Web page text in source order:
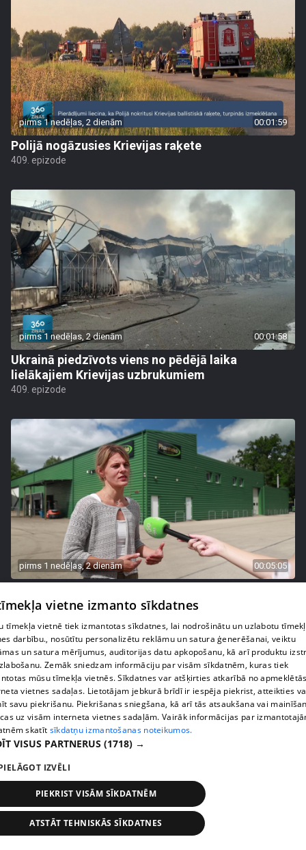
pirms 1 nedēļas, 2 dienām 00:01:59
Polijā nogāzusies Krievijas raķete
409. epizode
pirms 1 nedēļas, 2 dienām 00:01:58
Ukrainā piedzīvots viens no pēdējā laika
lielākajiem Krievijas uzbrukumiem
409. epizode
pirms 1 nedēļas, 2 dienām 00:05:05
cenu?
pirms 1 nedēļas, 2 dienām
Ogas un sēnes šogad dārgākas, bet uzpirkšanas
punktos to krietni mazāk
vietne izmanto sīkdatnes
tīmekļa vietnē tiek izmantotas sīkdatnes, lai nodrošinātu un uzlabotu
darbību., nosūtītu personalizētu reklāmu un satura ģenerēšanai, veiktu
un satura mērījumus, auditorijas datu apkopošanu, kā arī produktu
Zemāk sniedzam informāciju par visām sīkdatnēm, kuras tiek
mūsu tīmekļa vietnēs. Sīkdatnes var atšķirties atkarībā no
vietnes sadaļas. Lietotājam jebkurā brīdī ir iespēja piekrist, atteikties
savu piekrišanu. Piekrišanas sniegšana, kā arī tās atsaukšana vai
uz visām interneta vietnes sadaļām. Vairāk informācijas par
skatīt sīkdatņu izmantošanas noteikumos.
VISUS PARTNERUS (1718) →
IZVĒLI
PIEKRIST VISĀM SĪKDATNĒM
ATSTĀT TEHNISKĀS SĪKDATNES